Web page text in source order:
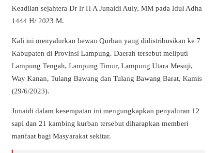
Keadilan sejahtera Dr Ir H A Junaidi Auly, MM pada Idul Adha
1444 H/ 2023 M.
Kali ini menyalurkan hewan Qurban yang didistribusikan ke 7
Kabupaten di Provinsi Lampung. Daerah tersebut meliputi
Lampung Tengah, Lampung Timur, Lampung Utara Mesuji,
Way Kanan, Tulang Bawang dan Tulang Bawang Barat, Kamis
(29/6/2023).
Junaidi dalam kesempatan ini mengungkapkan penyaluran 12
sapi dan 21 kambing kurban tersebut diharapkan memberi
manfaat bagi Masyarakat sekitar.